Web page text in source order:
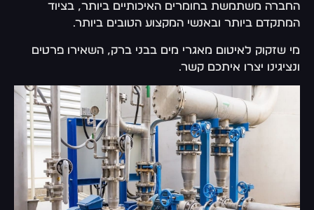
החברה משתמשת בחומרים האיכותיים ביותר, בציוד
המתקדם ביותר ובאנשי המקצוע הטובים ביותר.
מי שזקוק לאיטום מאגרי מים בבני ברק, השאירו פרטים
ונציגינו יצרו איתכם קשר.